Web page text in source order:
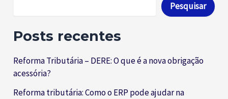
Pesquisar
Posts recentes
Reforma Tributária – DERE: O que é a nova obrigação
acessória?
Reforma tributária: Como o ERP pode ajudar na